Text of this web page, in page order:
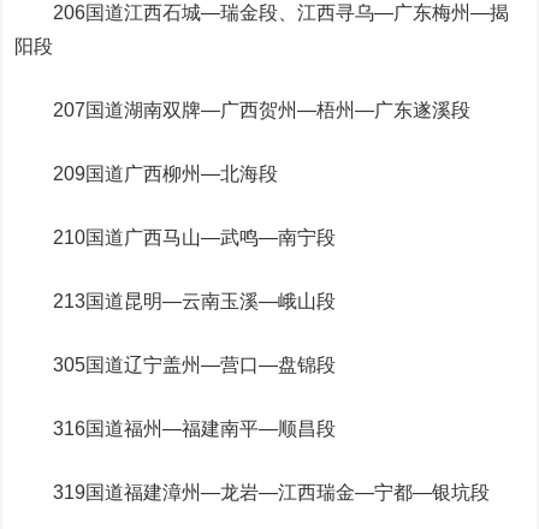
206国道江西石城—瑞金段、江西寻乌—广东梅州—揭
阳段
207国道湖南双牌—广西贺州—梧州—广东遂溪段
209国道广西柳州—北海段
210国道广西马山—武鸣—南宁段
213国道昆明—云南玉溪—峨山段
305国道辽宁盖州—营口—盘锦段
316国道福州—福建南平—顺昌段
319国道福建漳州—龙岩—江西瑞金—宁都—银坑段